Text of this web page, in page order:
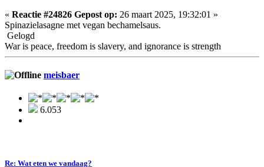
« Reactie #24826 Gepost op: 26 maart 2025, 19:32:01 »
Spinazielasagne met vegan bechamelsaus.
Gelogd
War is peace, freedom is slavery, and ignorance is strength
meisbaer
6.053
Re: Wat eten we vandaag?